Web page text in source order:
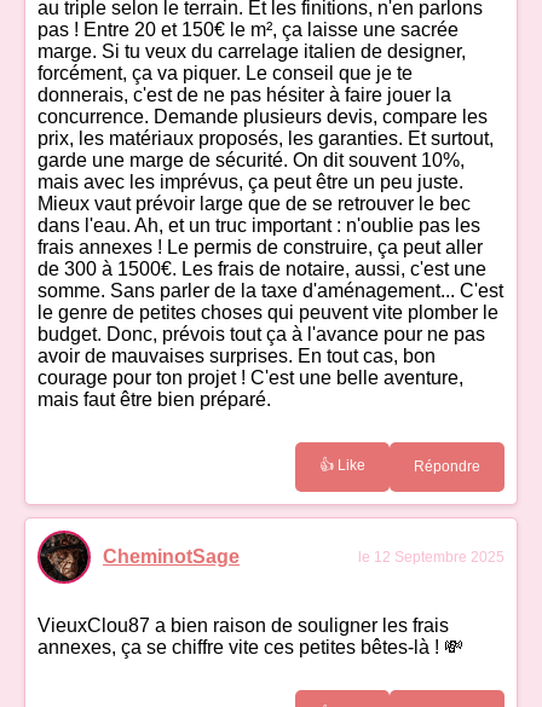
au triple selon le terrain. Et les finitions, n'en parlons
pas ! Entre 20 et 150€ le m², ça laisse une sacrée
marge. Si tu veux du carrelage italien de designer,
forcément, ça va piquer. Le conseil que je te
donnerais, c'est de ne pas hésiter à faire jouer la
concurrence. Demande plusieurs devis, compare les
prix, les matériaux proposés, les garanties. Et surtout,
garde une marge de sécurité. On dit souvent 10%,
mais avec les imprévus, ça peut être un peu juste.
Mieux vaut prévoir large que de se retrouver le bec
dans l'eau. Ah, et un truc important : n'oublie pas les
frais annexes ! Le permis de construire, ça peut aller
de 300 à 1500€. Les frais de notaire, aussi, c'est une
somme. Sans parler de la taxe d'aménagement... C'est
le genre de petites choses qui peuvent vite plomber le
budget. Donc, prévois tout ça à l'avance pour ne pas
avoir de mauvaises surprises. En tout cas, bon
courage pour ton projet ! C'est une belle aventure,
mais faut être bien préparé.
👍 Like Répondre
CheminotSage le 12 Septembre 2025
VieuxClou87 a bien raison de souligner les frais
annexes, ça se chiffre vite ces petites bêtes-là ! 💸